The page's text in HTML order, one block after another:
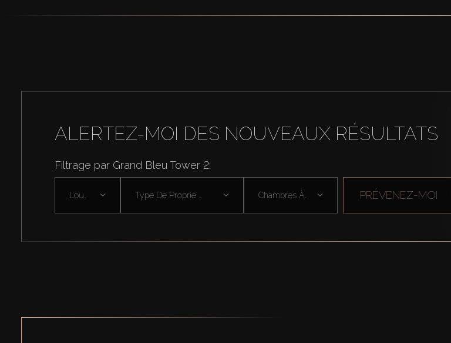
ALERTEZ-MOI DES NOUVEAUX RÉSULTATS
Filtrage par Grand Bleu Tower 2:
Type De Proprié ... Chambres À Cou ... PRÉVENEZ-MOI